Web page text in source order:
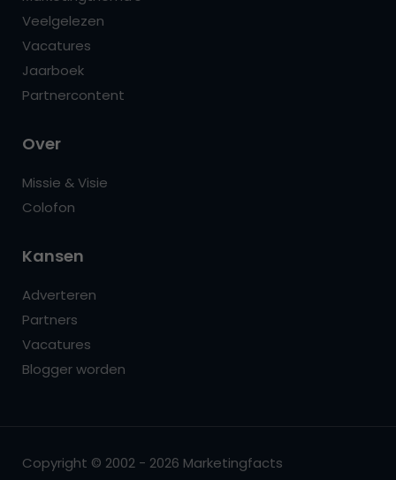
Veelgelezen
Vacatures
Jaarboek
Partnercontent
Over
Missie & Visie
Colofon
Kansen
Adverteren
Partners
Vacatures
Blogger worden
Copyright © 2002 - 2026 Marketingfacts